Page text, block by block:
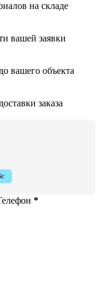
*
на складе
вашей заявки
вашего объекта
заказа